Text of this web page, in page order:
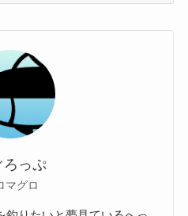
ろっぷ
マグロ